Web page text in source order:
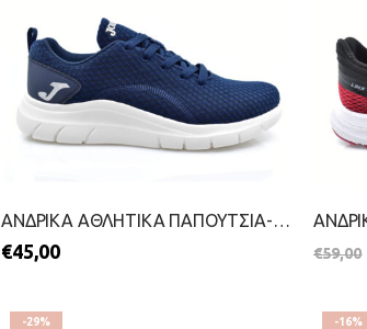
ΑΝΔΡΙΚΑ ΑΘΛΗΤΙΚΑ ΠΑΠΟΥΤΣΙΑ-JOMA-2199-0341-ΜΠΛΕ
€45,00 €59,00
-29% -16%